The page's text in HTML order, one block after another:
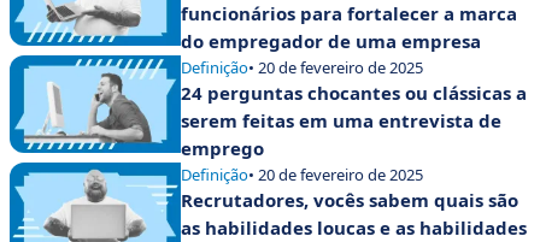
funcionários para fortalecer a marca
do empregador de uma empresa
Definição• 20 de fevereiro de 2025
24 perguntas chocantes ou clássicas a
serem feitas em uma entrevista de
emprego
Definição• 20 de fevereiro de 2025
Recrutadores, vocês sabem quais são
as habilidades loucas e as habilidades